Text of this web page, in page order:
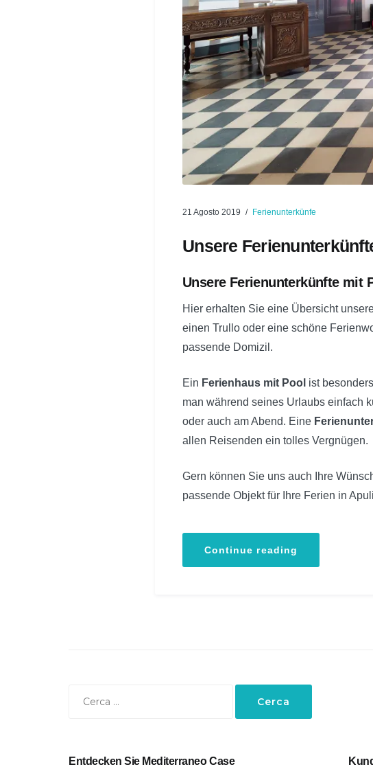
21 Agosto 2019 Ferienunterkünfe
Unsere
Unsere Ferienunterkünfte mit
Hier erhalten Sie eine Übersicht
einen Trullo oder eine schöne
passende Domizil.
Ein Ferienhaus mit Pool ist
man während seines Urlaubs einfach
oder auch am Abend. Eine
allen Reisenden ein tolles Vergnügen.
Gern können Sie uns auch Ihre
passende Objekt für Ihre Ferien in
Continue reading
Entdecken Sie Mediterraneo Case